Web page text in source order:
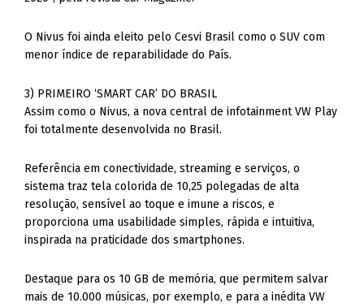
O Nivus foi ainda eleito pelo Cesvi Brasil como o SUV com
menor índice de reparabilidade do País.
3) PRIMEIRO ‘SMART CAR’ DO BRASIL
Assim como o Nivus, a nova central de infotainment VW Play
foi totalmente desenvolvida no Brasil.
Referência em conectividade, streaming e serviços, o
sistema traz tela colorida de 10,25 polegadas de alta
resolução, sensível ao toque e imune a riscos, e
proporciona uma usabilidade simples, rápida e intuitiva,
inspirada na praticidade dos smartphones.
Destaque para os 10 GB de memória, que permitem salvar
mais de 10.000 músicas, por exemplo, e para a inédita VW